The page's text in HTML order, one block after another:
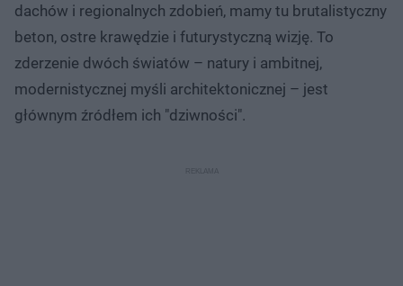
dachów i regionalnych zdobień, mamy tu brutalistyczny
beton, ostre krawędzie i futurystyczną wizję. To
zderzenie dwóch światów – natury i ambitnej,
modernistycznej myśli architektonicznej – jest
głównym źródłem ich "dziwności".